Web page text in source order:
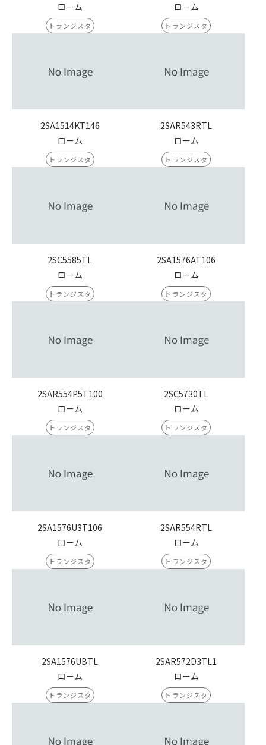
ローム
トランジスタ
ローム
トランジスタ
2SA1514KT146
ローム
トランジスタ
2SAR543RTL
ローム
トランジスタ
2SC5585TL
ローム
トランジスタ
2SA1576AT106
ローム
トランジスタ
2SAR554P5T100
ローム
トランジスタ
2SC5730TL
ローム
トランジスタ
2SA1576U3T106
ローム
トランジスタ
2SAR554RTL
ローム
トランジスタ
2SA1576UBTL
ローム
トランジスタ
2SAR572D3TL1
ローム
トランジスタ